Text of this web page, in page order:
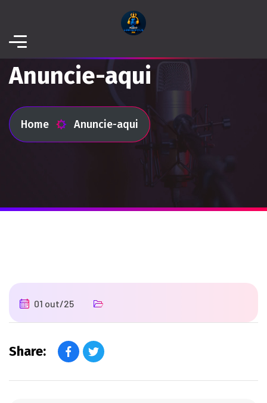
Anuncie-aqui
Home Anuncie-aqui
01 out/25
Share: